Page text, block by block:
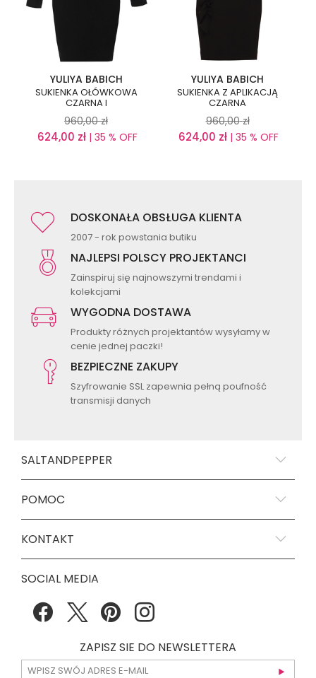
YULIYA BABICH
SUKIENKA OŁÓWKOWA
CZARNA I
960,00 zł
624,00 zł| 35 % OFF
YULIYA BABICH
SUKIENKA Z APLIKACJĄ
CZARNA
960,00 zł
624,00 zł | 35 % OFF
DOSKONAŁA OBSŁUGA KLIENTA
2007 - rok powstania butiku
NAJLEPSI POLSCY PROJEKTANCI
Zainspiruj się najnowszymi trendami i
kolekcjami
WYGODNA DOSTAWA
Produkty różnych projektantów wysyłamy w
cenie jednej paczki!
BEZPIECZNE ZAKUPY
Szyfrowanie SSL zapewnia pełną poufność
transmisji danych
SALTANDPEPPER
POMOC
KONTAKT
SOCIAL MEDIA
ZAPISZ SIE DO NEWSLETTERA